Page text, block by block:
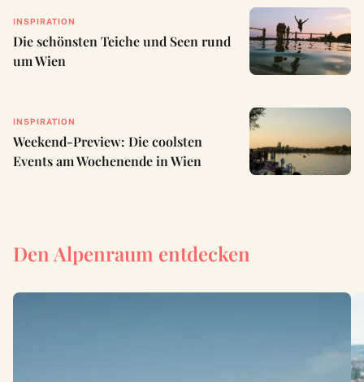
INSPIRATION
Die schönsten Teiche und Seen rund
um Wien
INSPIRATION
Weekend-Preview: Die coolsten
Events am Wochenende in Wien
Den Alpenraum entdecken